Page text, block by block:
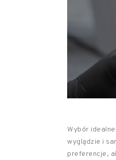
Wybór
wyglądzie i
preferencje,